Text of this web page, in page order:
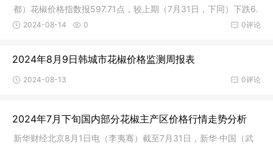
级花椒价格指数报650.12点，较上期上涨0.21%，较基期下
都）花椒价格指数报597.71点，较上期（7月31日，下同）下跌6.
90点，跌幅1.14%；与基期相比，下跌402.29点，跌幅40.23%。
纷纷走高。图1 新华·中国（武都）花椒价格指数年度间对比数据
来源：新华财经数据库从质量等级维度来看，截至8月10日，特级
花椒价格指数报636.33点，较上期下跌1.49%，较基期下跌36.3
0评论
2024-08-14 0
2024年8月9日韩城市花椒价格监测周报表
0评论
2024-08-13
2024年7月下旬国内部分花椒主产区价格行情走势分析
新华财经北京8月1日电（李夷骞）截至7月31日，新华·中国（武